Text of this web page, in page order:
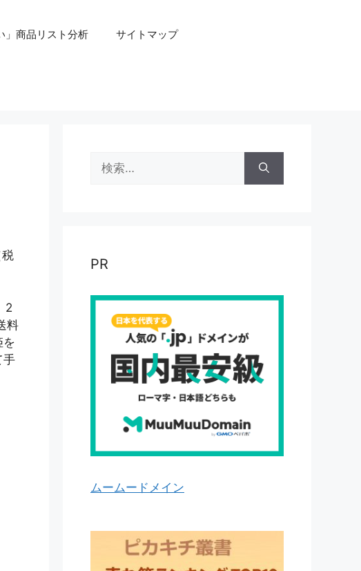
」商品リスト分析 サイトマップ
2
料
を
手
索:
PR
ムームードメイン